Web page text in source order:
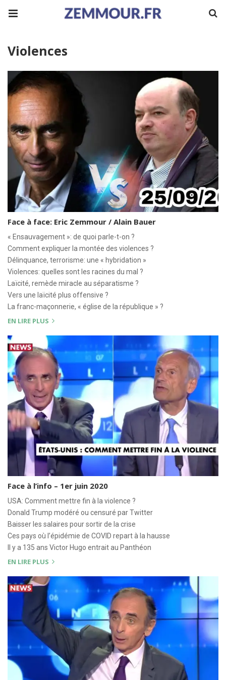
Violences
Face à face: Eric Zemmour / Alain Bauer
« Ensauvagement »: de quoi parle-t-on ?
Comment expliquer la montée des violences ?
Délinquance, terrorisme: une « hybridation »
Violences: quelles sont les racines du mal ?
Laïcité, remède miracle au séparatisme ?
Vers une laïcité plus offensive ?
La franc-maçonnerie, « église de la république » ?
EN LIRE PLUS
Face à l’info – 1er juin 2020
USA: Comment mettre fin à la violence ?
Donald Trump modéré ou censuré par Twitter
Baisser les salaires pour sortir de la crise
Ces pays où l’épidémie de COVID repart à la hausse
Il y a 135 ans Victor Hugo entrait au Panthéon
EN LIRE PLUS